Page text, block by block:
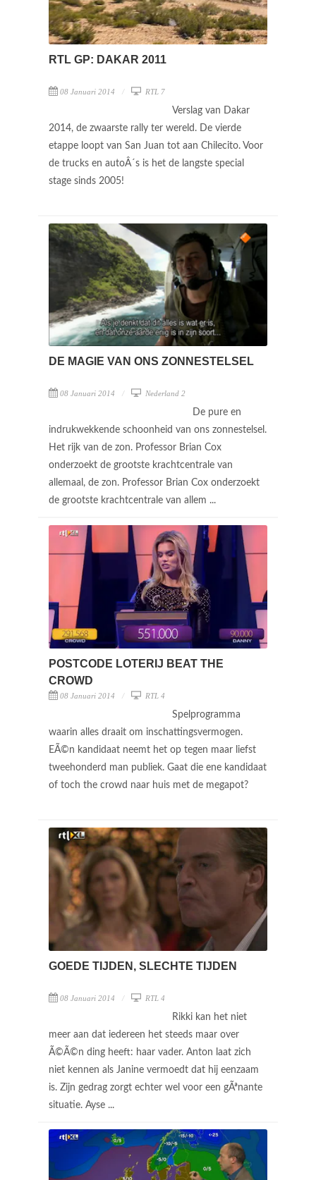
RTL GP: DAKAR 2011
08 Januari 2014 RTL 7
Verslag van Dakar
2014, de zwaarste rally ter wereld. De vierde
etappe loopt van San Juan tot aan Chilecito. Voor
de trucks en autoÂ´s is het de langste special
stage sinds 2005!
DE MAGIE VAN ONS ZONNESTELSEL
08 Januari 2014 Nederland 2
De pure en
indrukwekkende schoonheid van ons zonnestelsel.
Het rijk van de zon. Professor Brian Cox
onderzoekt de grootste krachtcentrale van
allemaal, de zon. Professor Brian Cox onderzoekt
de grootste krachtcentrale van allem ...
POSTCODE LOTERIJ BEAT THE
CROWD
08 Januari 2014 RTL 4
Spelprogramma
waarin alles draait om inschattingsvermogen.
EÃ©n kandidaat neemt het op tegen maar liefst
tweehonderd man publiek. Gaat die ene kandidaat
of toch the crowd naar huis met de megapot?
GOEDE TIJDEN, SLECHTE TIJDEN
08 Januari 2014 RTL 4
Rikki kan het niet
meer aan dat iedereen het steeds maar over
Ã©Ã©n ding heeft: haar vader. Anton laat zich
niet kennen als Janine vermoedt dat hij eenzaam
is. Zijn gedrag zorgt echter wel voor een gÃªnante
situatie. Ayse ...